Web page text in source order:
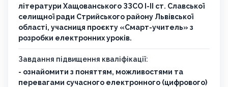
літератури Хащованського ЗЗСО І-ІІ ст. Славської
селищної ради Стрийського району Львівської
області, учасниця проєкту «Смарт-учитель» з
розробки електронних уроків.
Завдання підвищення кваліфікації:
- ознайомити з поняттям, можливостями та
перевагами сучасного електронного (цифрового)